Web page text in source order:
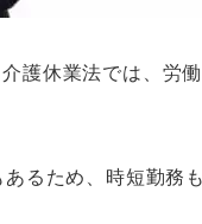
護休業法では、労
るため、時短勤務